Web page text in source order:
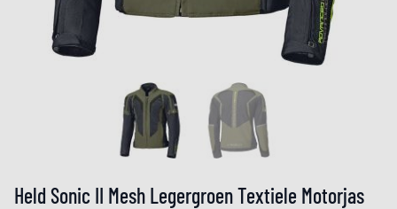
Held Sonic II Mesh Legergroen Textiele Motorjas